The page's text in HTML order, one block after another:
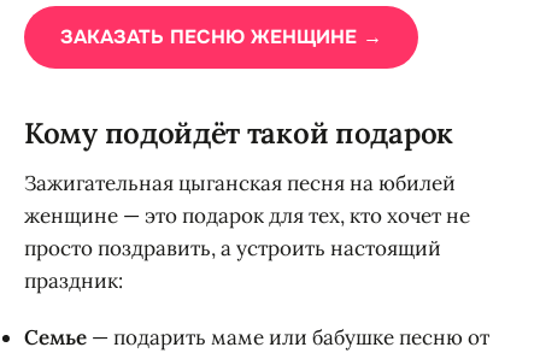
ЗАКАЗАТЬ ПЕСНЮ ЖЕНЩИНЕ →
Кому подойдёт такой подарок
Зажигательная цыганская песня на юбилей
женщине — это подарок для тех, кто хочет не
просто поздравить, а устроить настоящий
праздник:
Семье — подарить маме или бабушке песню от